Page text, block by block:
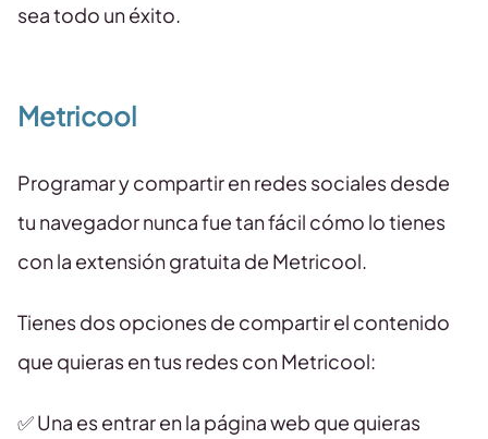
sea todo un éxito.
Metricool
Programar y compartir en redes sociales desde
tu navegador nunca fue tan fácil cómo lo tienes
con la extensión gratuita de Metricool.
Tienes dos opciones de compartir el contenido
que quieras en tus redes con Metricool:
✅ Una es entrar en la página web que quieras